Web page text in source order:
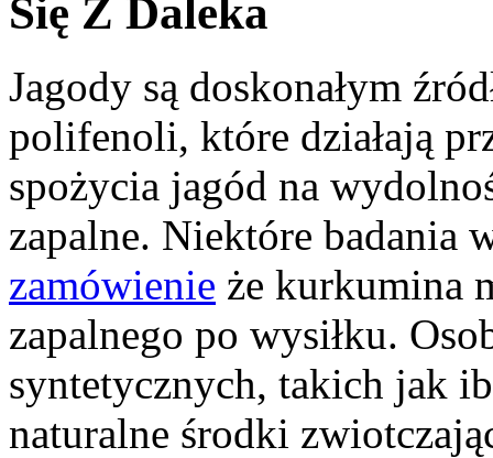
Się Z Daleka
Jagody są doskonałym
polifenoli, które działają
spożycia jagód na
zapalne. Niektóre badania
zamówienie że kurkumina
zapalnego po wysiłku.
syntetycznych, takich jak
naturalne środki